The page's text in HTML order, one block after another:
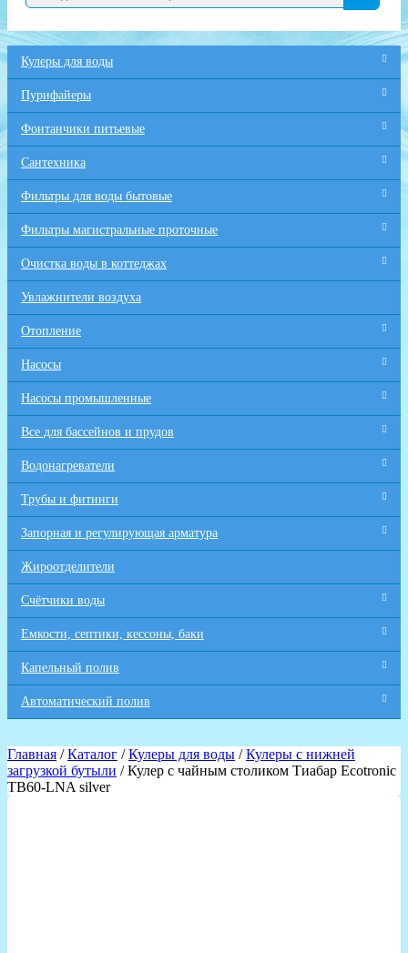
Кулеры для воды
Пурифайеры
Фонтанчики питьевые
Сантехника
Фильтры для воды бытовые
Фильтры магистральные проточные
Очистка воды в коттеджах
Увлажнители воздуха
Отопление
Насосы
Насосы промышленные
Все для бaссейнов и прудов
Водонагреватели
Трубы и фитинги
Запорная и регулирующая арматура
Жироотделители
Счётчики воды
Емкости, септики, кессоны, баки
Капельный полив
Автоматический полив
Главная /Каталог /Кулеры для воды /Кулеры с нижней
загрузкой бутыли / Кулер с чайным столиком Тиабар Ecotronic
TB60-LNA silver